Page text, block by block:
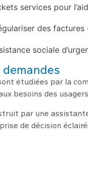
services pour
des factures
sociale
étudiées par la
besoins des
par une
de décision